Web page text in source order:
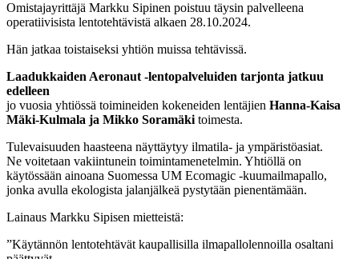
Omistajayrittäjä Markku Sipinen poistuu täysin palvelleena
operatiivisista lentotehtävistä alkaen 28.10.2024.
Hän jatkaa toistaiseksi yhtiön muissa tehtävissä.
Laadukkaiden Aeronaut -lentopalveluiden tarjonta jatkuu
edelleen
jo vuosia yhtiössä toimineiden kokeneiden lentäjien Hanna-Kaisa
Mäki-Kulmala ja Mikko Soramäki toimesta.
Tulevaisuuden haasteena näyttäytyy ilmatila- ja ympäristöasiat.
Ne voitetaan vakiintunein toimintamenetelmin. Yhtiöllä on
käytössään ainoana Suomessa UM Ecomagic -kuumailmapallo,
jonka avulla ekologista jalanjälkeä pystytään pienentämään.
Lainaus Markku Sipisen mietteistä:
”Käytännön lentotehtävät kaupallisilla ilmapallolennoilla osaltani